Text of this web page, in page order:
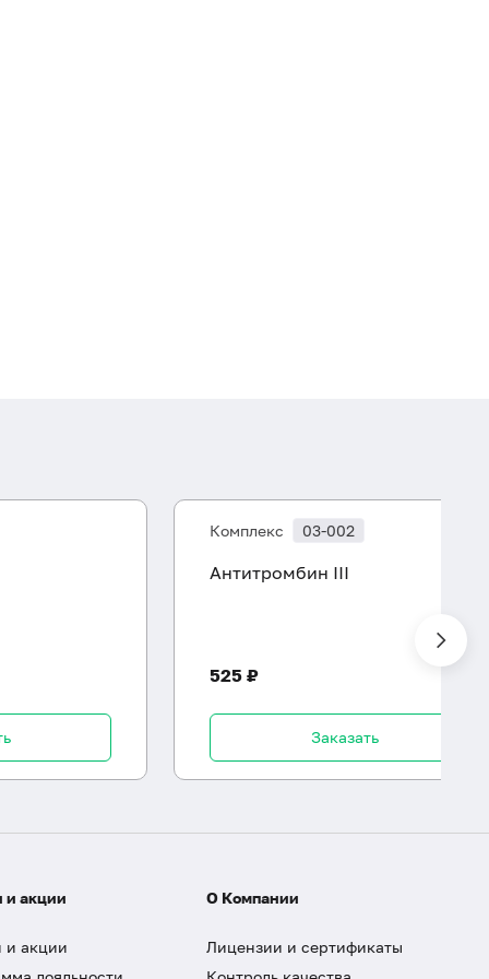
Комплекс 03-002
Антитромбин III
525 ₽
Заказать
и акции
и акции
О Компании
Лицензии и сертификаты